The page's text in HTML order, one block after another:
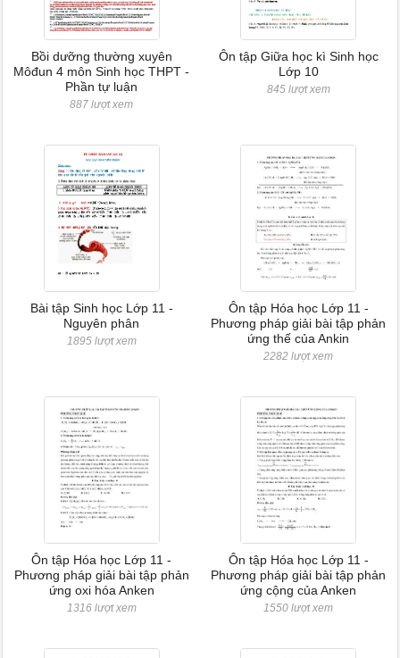
Bồi dưỡng thường xuyên
Môđun 4 môn Sinh học THPT -
Phần tự luận
887 lượt xem
Ôn tập Giữa học kì Sinh học
Lớp 10
845 lượt xem
Bài tập Sinh học Lớp 11 -
Nguyên phân
1895 lượt xem
Ôn tập Hóa học Lớp 11 -
Phương pháp giải bài tập phản
ứng thế của Ankin
2282 lượt xem
Ôn tập Hóa học Lớp 11 -
Phương pháp giải bài tập phản
ứng oxi hóa Anken
1316 lượt xem
Ôn tập Hóa học Lớp 11 -
Phương pháp giải bài tập phản
ứng cộng của Anken
1550 lượt xem